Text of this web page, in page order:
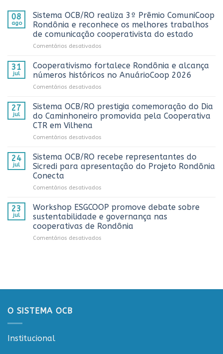
08
ago
Sistema OCB/RO realiza 3º Prêmio ComuniCoop
Rondônia e reconhece os melhores trabalhos
de comunicação cooperativista do estado
Comentários desativados
OCB/RO
3º
Rondônia
e
reconhece
de
comunicação
cooperativista
31
jul
Cooperativismo fortalece Rondônia e alcança
números históricos no AnuárioCoop 2026
Comentários desativados
fortalece
Rondônia
e
no
AnuárioCoop
27
jul
Sistema OCB/RO prestigia comemoração do Dia
do Caminhoneiro promovida pela Cooperativa
CTR em Vilhena
Comentários desativados
OCB/RO
prestigia
comemoração
Caminhoneiro
promovida
pela
Cooperativa
24
jul
Sistema OCB/RO recebe representantes do
Sicredi para apresentação do Projeto Rondônia
Conecta
Comentários desativados
OCB/RO
recebe
representantes
do
Conecta
23
jul
Workshop ESGCOOP promove debate sobre
sustentabilidade e governança nas
cooperativas de Rondônia
Comentários desativados
sustentabilidade
O SISTEMA OCB
Institucional